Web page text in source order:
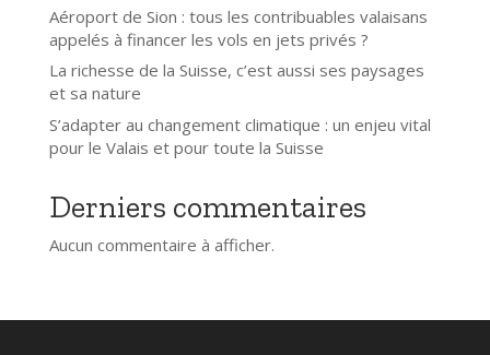
Aéroport de Sion : tous les contribuables valaisans
appelés à financer les vols en jets privés ?
La richesse de la Suisse, c’est aussi ses paysages
et sa nature
S’adapter au changement climatique : un enjeu vital
pour le Valais et pour toute la Suisse
Derniers commentaires
Aucun commentaire à afficher.